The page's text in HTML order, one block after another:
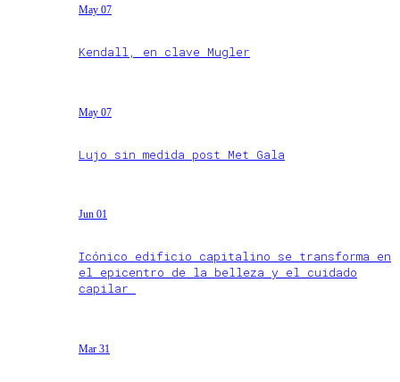
May 07
Kendall, en clave Mugler
May 07
Lujo sin medida post Met Gala
Jun 01
Icónico edificio capitalino se transforma en
el epicentro de la belleza y el cuidado
capilar
Mar 31